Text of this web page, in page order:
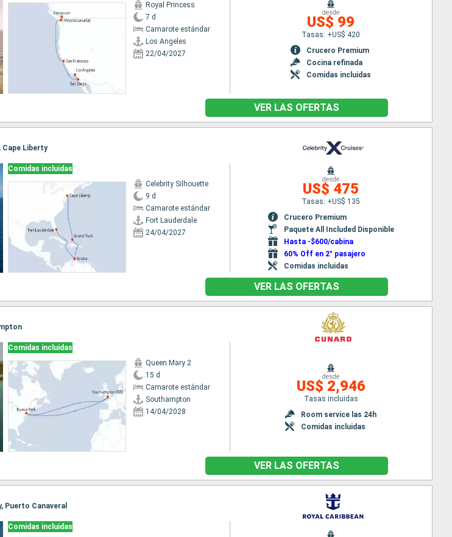
Royal Princess
7 d
Camarote estándar
Los Angeles
22/04/2027
desde
US$ 99
Tasas: +US$ 420
Crucero Premium
Cocina refinada
Comidas incluidas
VER LAS OFERTAS
Cape Liberty
Comidas incluidas
Celebrity Silhouette
9 d
Camarote estándar
Fort Lauderdale
24/04/2027
desde
US$ 475
Tasas: +US$ 135
Crucero Premium
Paquete All Included Disponible
Hasta -$600/cabina
60% Off en 2° pasajero
Comidas incluidas
VER LAS OFERTAS
Comidas incluidas
Queen Mary 2
15 d
Camarote estándar
Southampton
14/04/2028
desde
US$ 2,946
Tasas incluidas
Room service las 24h
Comidas incluidas
VER LAS OFERTAS
Puerto Canaveral
Comidas incluidas